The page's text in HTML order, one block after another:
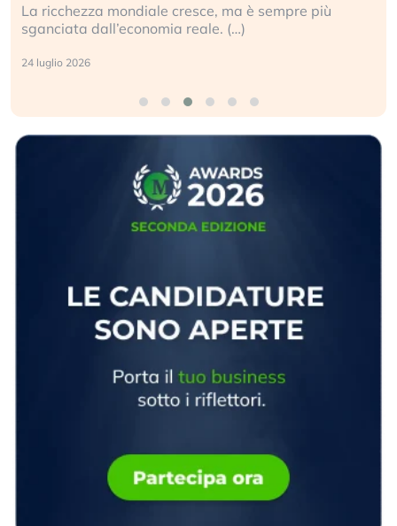
La ricchezza mondiale cresce, ma è sempre più
sganciata dall’economia reale. (…)
24 luglio 2026